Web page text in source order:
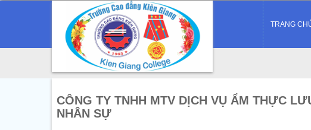
TRANG
CÔNG TY TNHH MTV DỊCH VỤ ẨM THỰC
NHÂN SỰ